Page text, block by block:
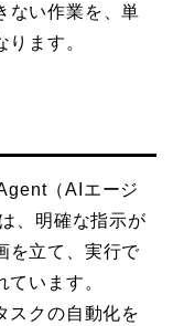
ない作業を、単
ます。
（AIエージ
、明確な指示が
を立て、実行で
います。
スクの自動化を